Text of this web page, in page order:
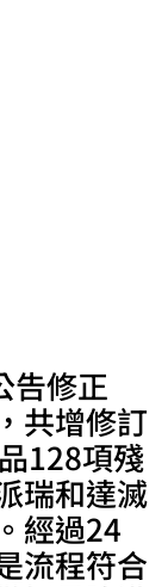
修正
共增修訂
128項殘
瑞和達滅
經過24
流程符合